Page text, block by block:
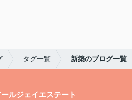
タグ一覧 新築のブログ一覧
ルジェイエステート